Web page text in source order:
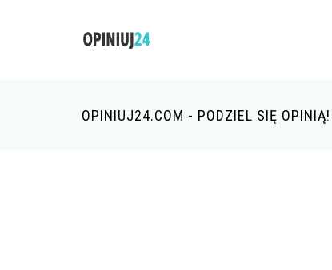
OPINIUJ24.COM - PODZIEL SIĘ OPINIĄ!